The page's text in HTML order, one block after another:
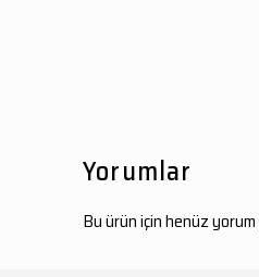
Yorumlar
Bu ürün için henüz yorum